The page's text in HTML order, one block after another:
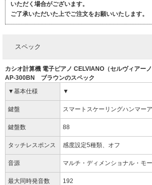
いただく場合がございます。
ご了承いただいた上でご注文をお願いいたします。
スペック
カシオ計算機 電子ピアノ CELVIANO（セルヴィアーノ
AP-300BN ブラウンのスペック
▼基本仕様
▼
鍵盤 スマートスケーリングハンマー
鍵盤数 88
タッチレスポンス 感度設定5種類、オフ
音源 マルチ・ディメンショナル・モ
最大同時発音数 192